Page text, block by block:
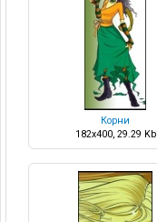
Корни
182x400, 29.29 Kb